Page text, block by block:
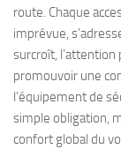
route. Chaque
imprévue,
surcroît,
promouvoir une
l’équipement de
simple obligation,
confort global du